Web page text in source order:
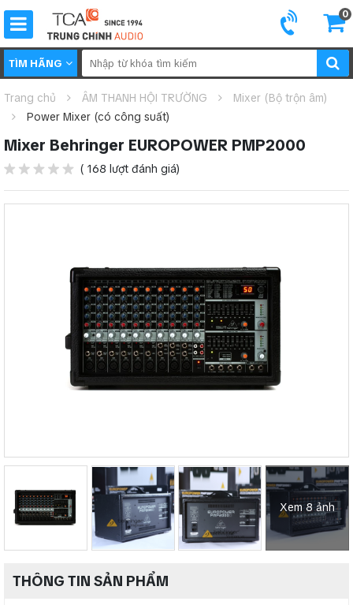
0
TÌM HÃNG
Trang chủ ÂM THANH HỘI TRƯỜNG
Mixer (Bộ trộn âm)
Power Mixer (có công suất)
Mixer Behringer EUROPOWER PMP2000
( 168 lượt đánh giá)
Xem 8 ảnh
THÔNG TIN SẢN PHẨM